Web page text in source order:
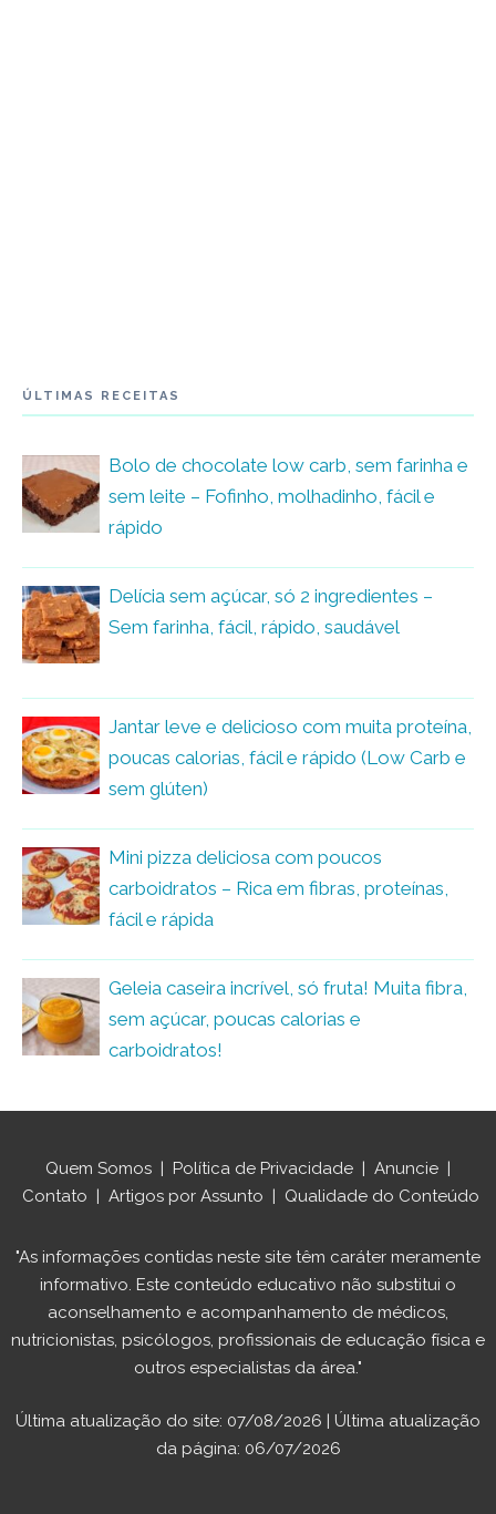
ÚLTIMAS RECEITAS
Bolo de chocolate low carb, sem farinha e
sem leite – Fofinho, molhadinho, fácil e
rápido
Delícia sem açúcar, só 2 ingredientes –
Sem farinha, fácil, rápido, saudável
Jantar leve e delicioso com muita proteína,
poucas calorias, fácil e rápido (Low Carb e
sem glúten)
Mini pizza deliciosa com poucos
carboidratos – Rica em fibras, proteínas,
fácil e rápida
Geleia caseira incrível, só fruta! Muita fibra,
sem açúcar, poucas calorias e
carboidratos!
Quem Somos Política de Privacidade Anuncie
Contato
Artigos por Assunto Qualidade do Conteúdo
"As informações contidas neste site têm caráter meramente
informativo. Este conteúdo educativo não substitui o
aconselhamento e acompanhamento de médicos,
nutricionistas, psicólogos, profissionais de educação física e
outros especialistas da área."
Última atualização do site: 07/08/2026 | Última atualização
da página: 06/07/2026